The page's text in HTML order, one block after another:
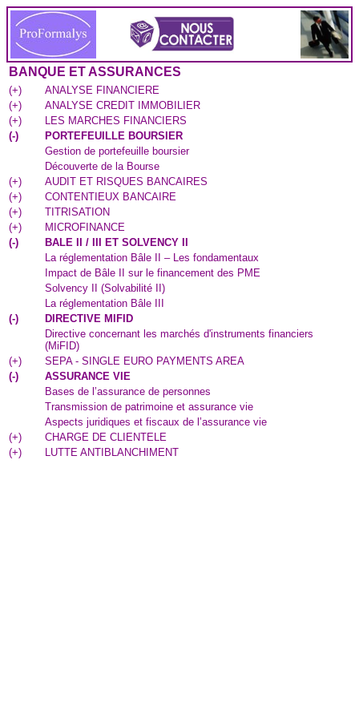
BANQUE ET ASSURANCES
(+)
ANALYSE FINANCIERE
(+)
ANALYSE CREDIT IMMOBILIER
(+)
LES MARCHES FINANCIERS
(-)
PORTEFEUILLE BOURSIER
Gestion de portefeuille boursier
Découverte de la Bourse
(+)
AUDIT ET RISQUES BANCAIRES
(+)
CONTENTIEUX BANCAIRE
(+)
TITRISATION
(+)
MICROFINANCE
(-)
BALE II / III ET SOLVENCY II
La réglementation Bâle II – Les fondamentaux
Impact de Bâle II sur le financement des PME
Solvency II (Solvabilité II)
La réglementation Bâle III
(-)
DIRECTIVE MIFID
Directive concernant les marchés d'instruments financiers
(MiFID)
(+)
SEPA - SINGLE EURO PAYMENTS AREA
(-)
ASSURANCE VIE
Bases de l’assurance de personnes
Transmission de patrimoine et assurance vie
Aspects juridiques et fiscaux de l’assurance vie
(+)
CHARGE DE CLIENTELE
(+) LUTTE ANTIBLANCHIMENT